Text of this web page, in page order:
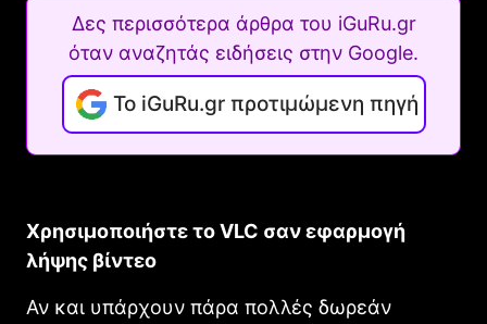
Δες περισσότερα άρθρα του iGuRu.gr
όταν αναζητάς ειδήσεις στην Google.
Το iGuRu.gr προτιμώμενη πηγή
Χρησιμοποιήστε το VLC σαν εφαρμογή
λήψης βίντεο
Αν και υπάρχουν πάρα πολλές δωρεάν